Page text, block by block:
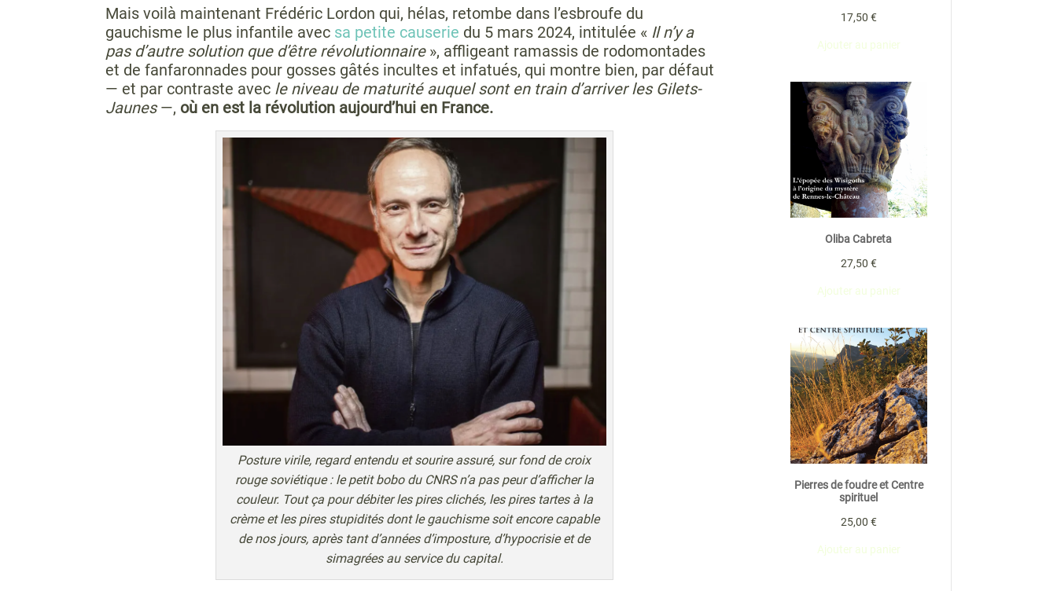
Mais voilà maintenant Frédéric Lordon qui, hélas, retombe dans l’esbroufe du
gauchisme le plus infantile avec sa petite causerie du 5 mars 2024, intitulée « Il n’y a
pas d’autre solution que d’être révolutionnaire», affligeant ramassis de rodomontades
et de fanfaronnades pour gosses gâtés incultes et infatués, qui montre bien, par défaut
— et par contraste avec le niveau de maturité auquel sont en train d’arriver les Gilets-
Jaunes—, où en est la révolution aujourd’hui en France.
Posture virile, regard entendu et sourire assuré, sur fond de croix
rouge soviétique : le petit bobo du CNRS n’a pas peur d’afficher la
couleur. Tout ça pour débiter les pires clichés, les pires tartes à la
crème et les pires stupidités dont le gauchisme soit encore capable
de nos jours, après tant d’années d’imposture, d’hypocrisie et de
simagrées au service du capital.
17,50 €
Ajouter au panier
Oliba Cabreta
27,50 €
Ajouter au panier
Pierres de foudre et Centre
spirituel
25,00 €
Ajouter au panier